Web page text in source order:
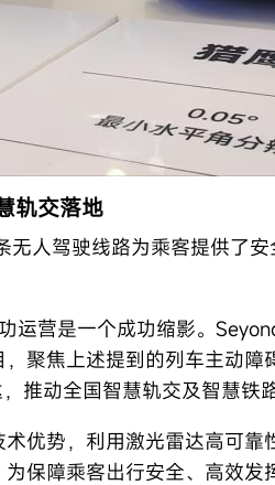
轨交落地
人驾驶线路为乘客提供了
运营是一个成功缩影。
聚焦上述提到的列车主动
推动全国智慧轨交及智慧铁
优势，利用激光雷达高可
保障乘客出行安全、高效发